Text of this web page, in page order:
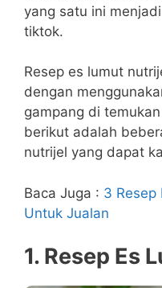
yang satu ini
tiktok.
Resep es lumut
dengan
gampang di
berikut adalah
nutrijel yang dapat
Baca Juga : 3 Resep
Untuk Jualan
1. Resep Es